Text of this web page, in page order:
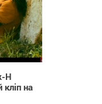
570
H
кліп на